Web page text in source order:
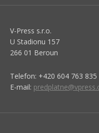
V-Press s.r.o.
U Stadionu 157
266 01 Beroun
Telefon: +420 604 763 835
E-mail: